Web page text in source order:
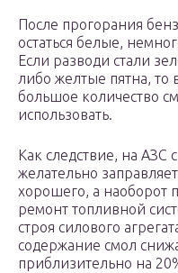
После прогорания
остаться белые,
Если разводи стали
либо желтые пятна, то
большое количество
использовать.
Как следствие, на АЗС
желательно
хорошего, а наоборот
ремонт топливной
строя силового
содержание смол
приблизительно на